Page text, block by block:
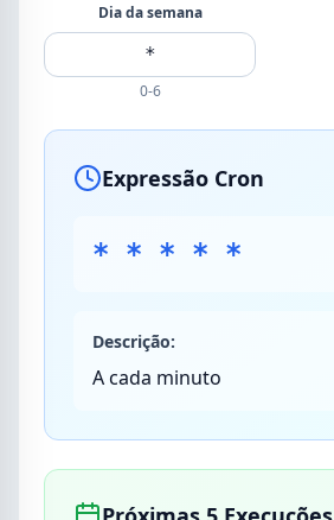
Dia da semana
0-6
Expressão Cron
* * * * *
Descrição:
A cada minuto